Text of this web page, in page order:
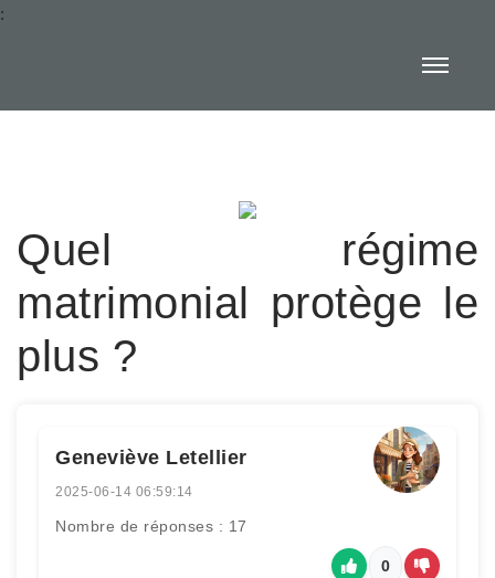
:
Quel régime
matrimonial protège le
plus ?
Geneviève Letellier
2025-06-14 06:59:14
Nombre de réponses : 17
0